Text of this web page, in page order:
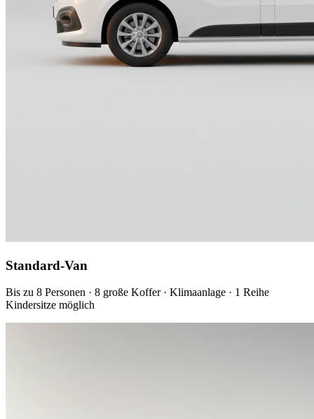
Standard-Van
Bis zu 8 Personen · 8 große Koffer · Klimaanlage · 1 Reihe
Kindersitze möglich